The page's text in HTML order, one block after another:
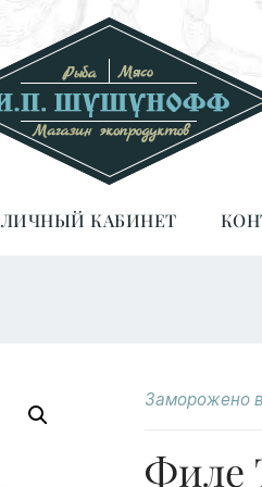
ЛИЧНЫЙ КАБИНЕТ
Заморожено
Филе